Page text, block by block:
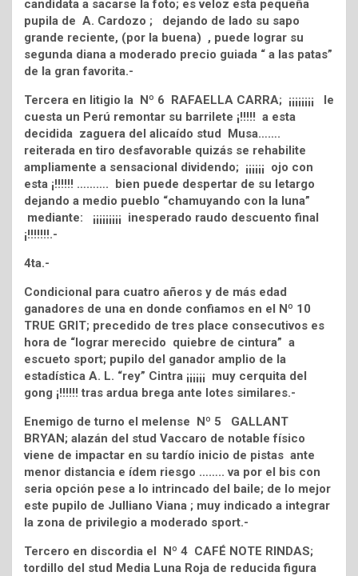
candidata a sacarse la foto; es veloz esta pequeña
pupila de A. Cardozo ; dejando de lado su sapo
grande reciente, (por la buena) , puede lograr su
segunda diana a moderado precio guiada “ a las patas”
de la gran favorita.-
Tercera en litigio la Nº 6 RAFAELLA CARRA; ¡¡¡¡¡¡¡¡ le
cuesta un Perú remontar su barrilete ¡!!!!! a esta
decidida zaguera del alicaído stud Musa…….
reiterada en tiro desfavorable quizás se rehabilite
ampliamente a sensacional dividendo; ¡¡¡¡¡¡ ojo con
esta ¡!!!!!! ………. bien puede despertar de su letargo
dejando a medio pueblo “chamuyando con la luna”
mediante: ¡¡¡¡¡¡¡¡¡ inesperado raudo descuento final
¡!!!!!!!.-
4ta.-
Condicional para cuatro añeros y de más edad
ganadores de una en donde confiamos en el Nº 10
TRUE GRIT; precedido de tres place consecutivos es
hora de “lograr merecido quiebre de cintura” a
escueto sport; pupilo del ganador amplio de la
estadística A. L. “rey” Cintra ¡¡¡¡¡¡ muy cerquita del
gong ¡!!!!!! tras ardua brega ante lotes similares.-
Enemigo de turno el melense Nº 5 GALLANT
BRYAN; alazán del stud Vaccaro de notable físico
viene de impactar en su tardío inicio de pistas ante
menor distancia e ídem riesgo …….. va por el bis con
seria opción pese a lo intrincado del baile; de lo mejor
este pupilo de Julliano Viana ; muy indicado a integrar
la zona de privilegio a moderado sport.-
Tercero en discordia el Nº 4 CAFÉ NOTE RINDAS;
tordillo del stud Media Luna Roja de reducida figura